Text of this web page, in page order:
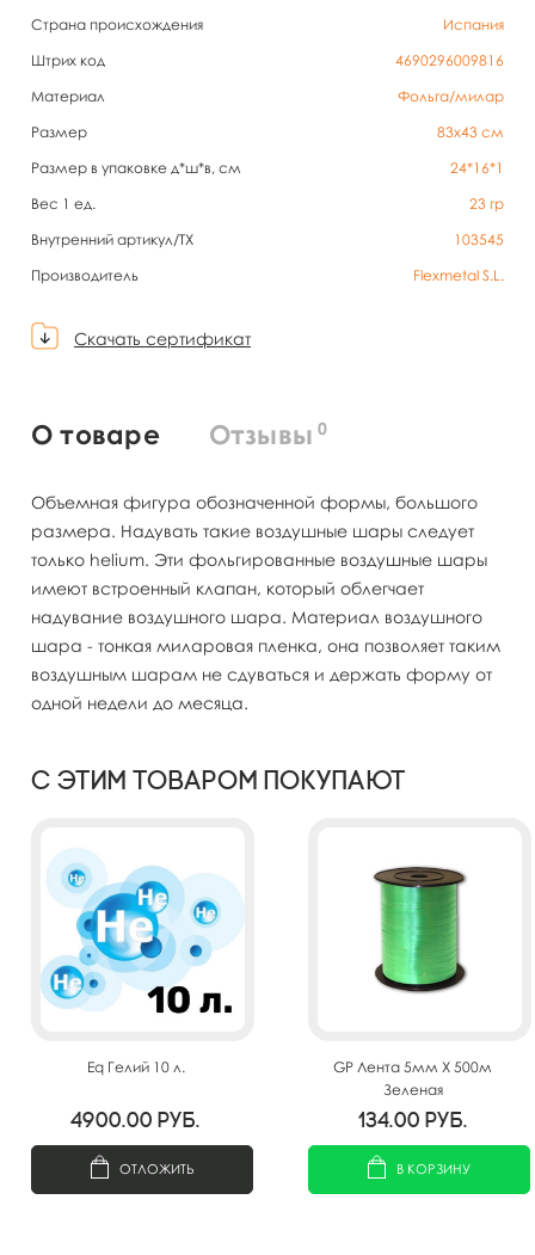
Страна происхождения
Испания
Штрих код
4690296009816
Материал
Фольга/милар
Размер
83х43 см
Размер в упаковке д*ш*в, см
24*16*1
Вес 1 ед.
23 гр
Внутренний артикул/TX
103545
Производитель
Flexmetal S.L.
Скачать сертификат
О товаре Отзывы 0
Объемная фигура обозначенной формы, большого
размера. Надувать такие воздушные шары следует
только helium. Эти фольгированные воздушные шары
имеют встроенный клапан, который облегчает
надувание воздушного шара. Материал воздушного
шара - тонкая миларовая пленка, она позволяет таким
воздушным шарам не сдуваться и держать форму от
одной недели до месяца.
С этим товаром покупают
Eq Гелий 10 л.
4900.00 руб.
ОТЛОЖИТЬ
GP Лента 5мм X 500м
Зеленая
134.00 руб.
В КОРЗИНУ